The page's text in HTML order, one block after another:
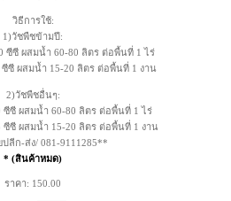
วิธีการใช้:
1)วัชพืชข้ามปี:
ซีซี ผสมน้ำ 60-80 ลิตร ต่อพื้นที่ 1 ไร่
ซีซี ผสมน้ำ 15-20 ลิตร ต่อพื้นที่ 1 งาน
2)วัชพืชอื่นๆ:
ซีซี ผสมน้ำ 60-80 ลิตร ต่อพื้นที่ 1 ไร่
ซีซี ผสมน้ำ 15-20 ลิตร ต่อพื้นที่ 1 งาน
ลีก-ส่ง/ 081-9111285**
* (สินค้าหมด)
ราคา: 150.00